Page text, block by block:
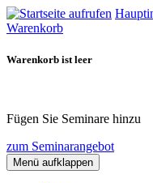
Warenkorb
Warenkorb ist leer
Fügen Sie Seminare hinzu
zum Seminarangebot
Menü aufklappen